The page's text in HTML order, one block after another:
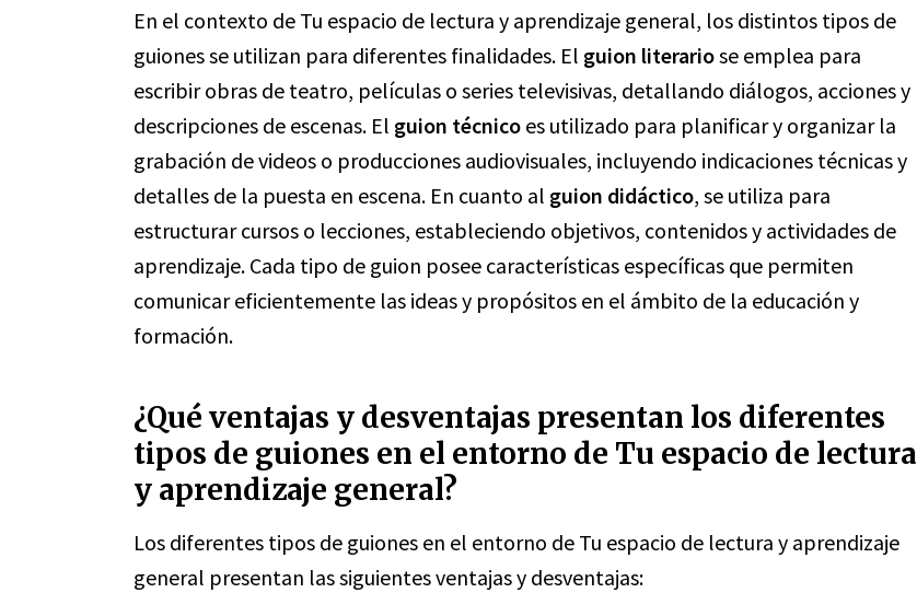
En el contexto de Tu espacio de lectura y aprendizaje general, los distintos tipos de
guiones se utilizan para diferentes finalidades. El guion literariose emplea para
escribir obras de teatro, películas o series televisivas, detallando diálogos, acciones y
descripciones de escenas. El guion técnico es utilizado para planificar y organizar la
grabación de videos o producciones audiovisuales, incluyendo indicaciones técnicas y
detalles de la puesta en escena. En cuanto al guion didáctico, se utiliza para
estructurar cursos o lecciones, estableciendo objetivos, contenidos y actividades de
aprendizaje. Cada tipo de guion posee características específicas que permiten
comunicar eficientemente las ideas y propósitos en el ámbito de la educación y
formación.
¿Qué ventajas y desventajas presentan los diferentes
tipos de guiones en el entorno de Tu espacio de lectura
y aprendizaje general?
Los diferentes tipos de guiones en el entorno de Tu espacio de lectura y aprendizaje
general presentan las siguientes ventajas y desventajas: